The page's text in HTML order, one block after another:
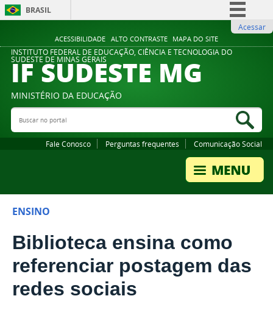
ACESSIBILIDADE ALTO CONTRASTE MAPA DO SITE
BRASIL
Comunica BR
Participe
Legislação
Acessar
INSTITUTO FEDERAL DE EDUCAÇÃO, CIÊNCIA E TECNOLOGIA DO
SUDESTE DE MINAS GERAIS
IF SUDESTE MG
MINISTÉRIO DA EDUCAÇÃO
Buscar no portal
Fale Conosco Perguntas frequentes Comunicação Social
ENSINO
Biblioteca ensina como
referenciar postagem das
redes sociais